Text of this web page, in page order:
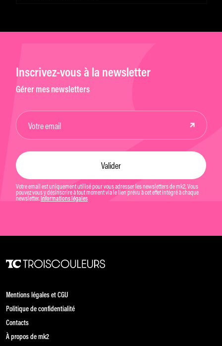
Inscrivez-vous à la newsletter
Gérer mes newsletters
Votre email est uniquement utilisé pour vous adresser les newsletters de mk2. Vous
pouvez vous y désinscrire à tout moment via le lien prévu à cet effet intégré à chaque
newsletter. Informations légales
Mentions légales et CGU
Politique de confidentialité
Contacts
À propos de mk2